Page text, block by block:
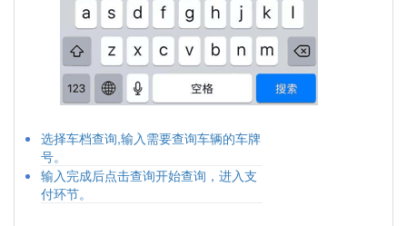
选择车档查询,输入需要查询车辆的车牌
号。
输入完成后点击查询开始查询，进入支
付环节。